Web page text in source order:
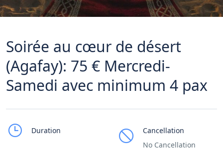
Soirée au cœur de désert
(Agafay): 75 € Mercredi-
Samedi avec minimum 4 pax
Duration
Cancellation
No Cancellation